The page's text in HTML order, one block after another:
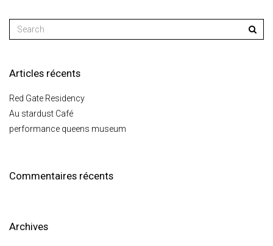
Articles récents
Red Gate Residency
Au stardust Café
performance queens museum
Commentaires récents
Archives